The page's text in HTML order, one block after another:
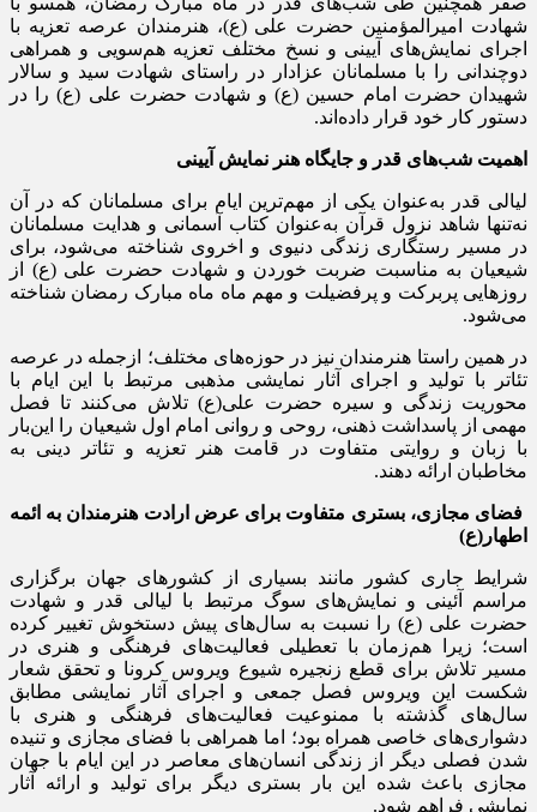
شهادت امیرالمؤمنین حضرت علی (ع)، هنرمندان عرصه تعزیه با
اجرای نمایش‌های آیینی و نسخ مختلف تعزیه هم‌سویی و همراهی
دوچندانی را با مسلمانان عزادار در راستای شهادت سید و سالار
شهیدان حضرت امام حسین (ع) و شهادت حضرت علی (ع) را در
دستور کار خود قرار داده‌اند.
اهمیت شب‌های قدر و جایگاه هنر نمایش آیینی
لیالی قدر به‌عنوان یکی از مهم‌ترین ایام برای مسلمانان که در آن
نه‌تنها شاهد نزول قرآن به‌عنوان کتاب آسمانی و هدایت مسلمانان
در مسیر رستگاری زندگی دنیوی و اخروی شناخته می‌شود، برای
شیعیان به مناسبت ضربت خوردن و شهادت حضرت علی (ع) از
روزهایی پربرکت و پرفضیلت و مهم ماه ماه مبارک رمضان شناخته
می‌شود.
در همین راستا هنرمندان نیز در حوزه‌های مختلف؛ ازجمله در عرصه
تئاتر با تولید و اجرای آثار نمایشی مذهبی مرتبط با این ایام با
محوریت زندگی و سیره حضرت علی(ع) تلاش می‌کنند تا فصل
مهمی از پاسداشت ذهنی، روحی و روانی امام اول شیعیان را این‌بار
با زبان و روایتی متفاوت در قامت هنر تعزیه و تئاتر دینی به
مخاطبان ارائه دهند.
فضای مجازی، بستری متفاوت برای عرض ارادت هنرمندان به ائمه
اطهار(ع)
شرایط جاری کشور مانند بسیاری از کشورهای جهان برگزاری
مراسم آئینی و نمایش‌های سوگ مرتبط با لیالی قدر و شهادت
حضرت علی (ع) را نسبت به سال‌های پیش دستخوش تغییر کرده
است؛ زیرا هم‌زمان با تعطیلی فعالیت‌های فرهنگی و هنری در
مسیر تلاش برای قطع زنجیره شیوع ویروس کرونا و تحقق شعار
شکست این ویروس فصل جمعی و اجرای آثار نمایشی مطابق
سال‌های گذشته با ممنوعیت فعالیت‌های فرهنگی و هنری با
دشواری‌های خاصی همراه بود؛ اما همراهی با فضای مجازی و تنیده
شدن فصلی دیگر از زندگی انسان‌های معاصر در این ایام با جهان
مجازی باعث شده این بار بستری دیگر برای تولید و ارائه آثار
نمایشی فراهم شود.